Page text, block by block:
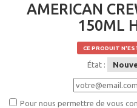
AMERICAN
150ML
CE PRODUIT
État :
Pour nous permettre de vous